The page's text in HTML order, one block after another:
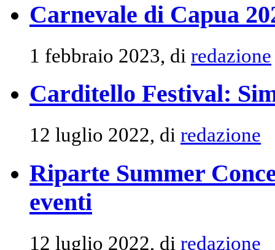
Carnevale di Capua
1 febbraio 2023, di redazione
Carditello Festival:
12 luglio 2022, di redazione
Riparte Summer
eventi
12 luglio 2022, di redazione